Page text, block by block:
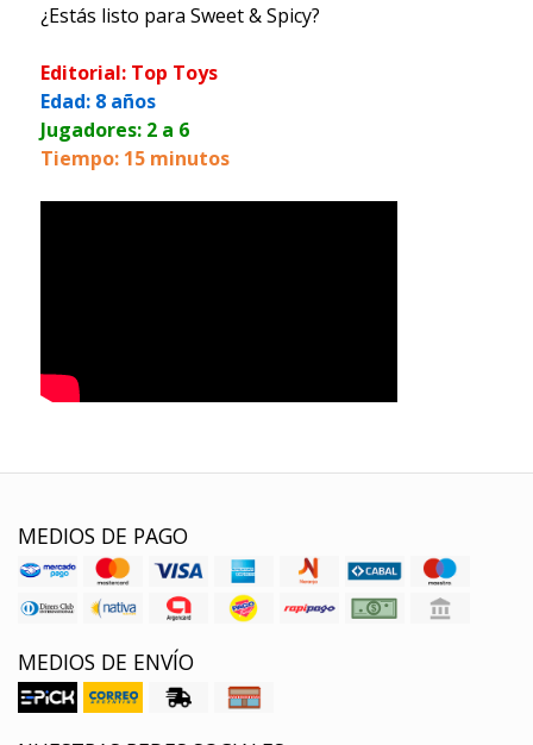
¿Estás listo para Sweet & Spicy?
Editorial: Top Toys
Edad: 8 años
Jugadores: 2 a 6
Tiempo: 15 minutos
MEDIOS DE PAGO
MEDIOS DE ENVÍO